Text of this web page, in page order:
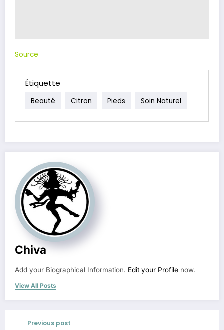
Source
Étiquette
Beauté Citron Pieds Soin Naturel
Chiva
Add your Biographical Information. Edit your Profile now.
View All Posts
Previous post